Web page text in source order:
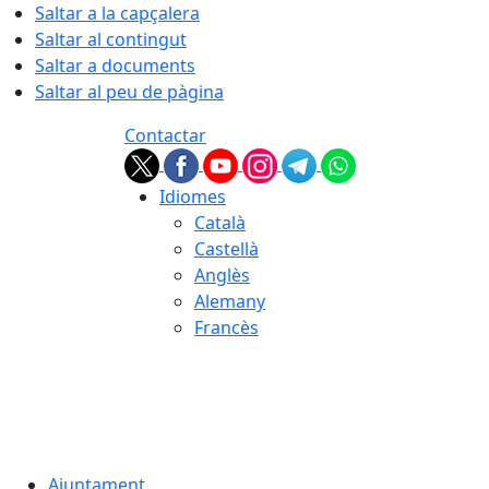
Saltar a la capçalera
Saltar al contingut
Saltar a documents
Saltar al peu de pàgina
Contactar
Idiomes
Català
Castellà
Anglès
Alemany
Francès